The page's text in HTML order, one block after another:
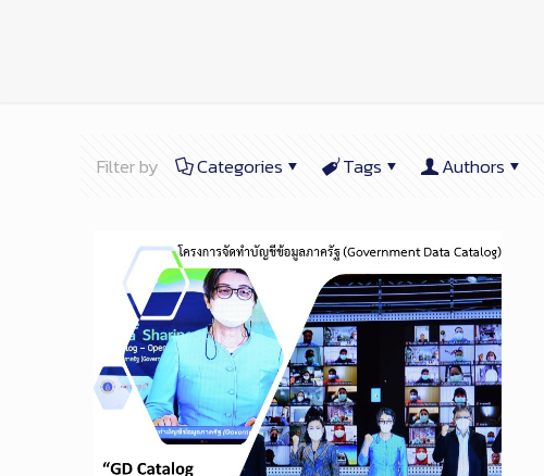
Filter by Categories Tags Authors